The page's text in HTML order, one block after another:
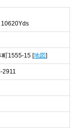
10620Yds
町1555-15 [地図]